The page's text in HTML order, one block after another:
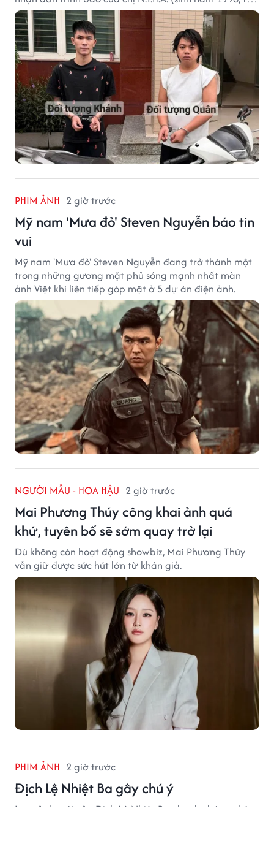
tại phường Từ Liêm) về việc bị kẻ gian lấy trộm chiếc
xe mô tô Honda SH 125i, tại khu nhà trọ nơi đang sinh
sống.
PHIM ẢNH 2 giờ trước
Mỹ nam 'Mưa đỏ' Steven Nguyễn báo tin
vui
Mỹ nam 'Mưa đỏ' Steven Nguyễn đang trở thành một
trong những gương mặt phủ sóng mạnh nhất màn
ảnh Việt khi liên tiếp góp mặt ở 5 dự án điện ảnh.
NGƯỜI MẪU - HOA HẬU 2 giờ trước
Mai Phương Thúy công khai ảnh quá
khứ, tuyên bố sẽ sớm quay trở lại
Dù không còn hoạt động showbiz, Mai Phương Thúy
vẫn giữ được sức hút lớn từ khán giả.
PHIM ẢNH 2 giờ trước
Địch Lệ Nhiệt Ba gây chú ý
Loạt ảnh mới của Địch Lệ Nhiệt Ba nhanh chóng nhận